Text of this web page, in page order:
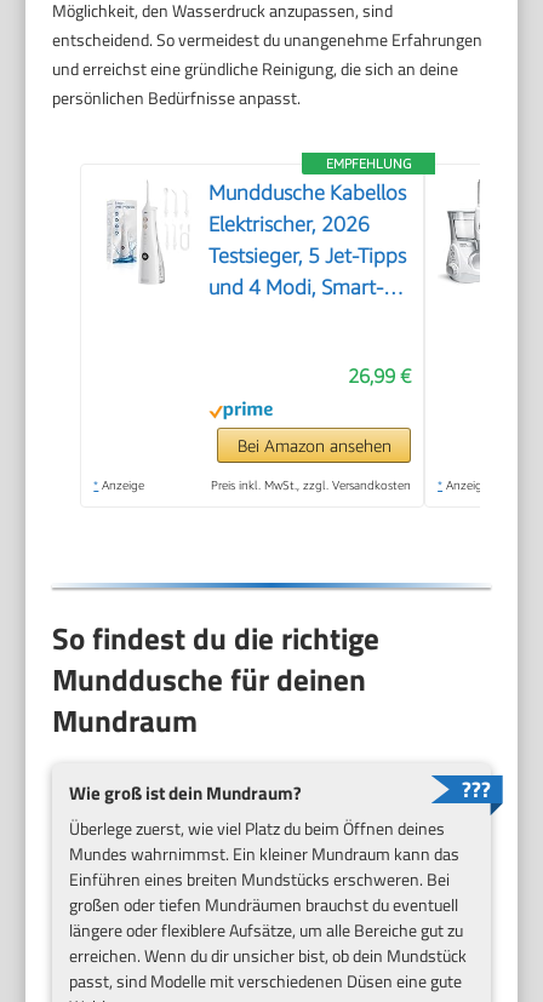
Möglichkeit, den Wasserdruck anzupassen, sind
entscheidend. So vermeidest du unangenehme Erfahrungen
und erreichst eine gründliche Reinigung, die sich an deine
persönlichen Bedürfnisse anpasst.
EMPFEHLUNG
Munddusche Kabellos
Elektrischer, 2026
Testsieger, 5 Jet-Tipps
und 4 Modi, Smart-
Zwischenräume,
Mundpflege, Großer
Tank, IPX7
Wasserdicht, für
26,99 €
Bei Amazon ansehen
* Anzeige Preis inkl. MwSt., zzgl. Versandkosten * Anzeige
So findest du die richtige
Munddusche für deinen
Mundraum
Wie groß ist dein Mundraum?
Überlege zuerst, wie viel Platz du beim Öffnen deines
Mundes wahrnimmst. Ein kleiner Mundraum kann das
Einführen eines breiten Mundstücks erschweren. Bei
großen oder tiefen Mundräumen brauchst du eventuell
längere oder flexiblere Aufsätze, um alle Bereiche gut zu
erreichen. Wenn du dir unsicher bist, ob dein Mundstück
passt, sind Modelle mit verschiedenen Düsen eine gute